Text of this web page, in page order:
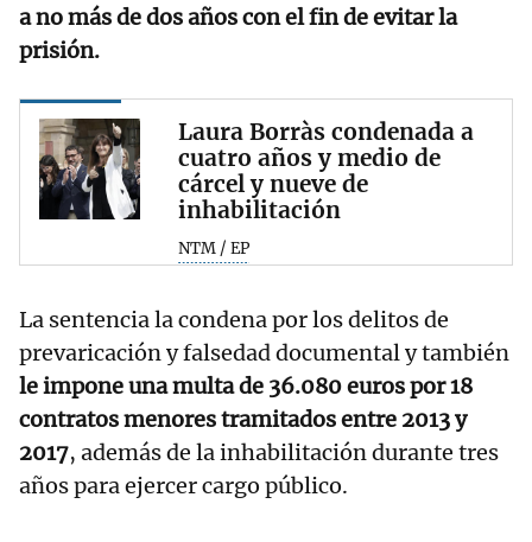
a no más de dos años con el fin de evitar la
prisión.
Laura Borràs condenada a
cuatro años y medio de
cárcel y nueve de
inhabilitación
NTM / EP
La sentencia la condena por los delitos de
prevaricación y falsedad documental y también
le impone una multa de 36.080 euros por 18
contratos menores tramitados entre 2013 y
2017, además de la inhabilitación durante tres
años para ejercer cargo público.